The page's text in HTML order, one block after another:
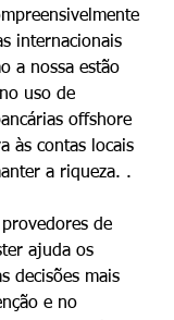
internacionais
a nossa estão
uso de
offshore
às contas locais
a riqueza. .
de
ajuda os
decisões mais
e no